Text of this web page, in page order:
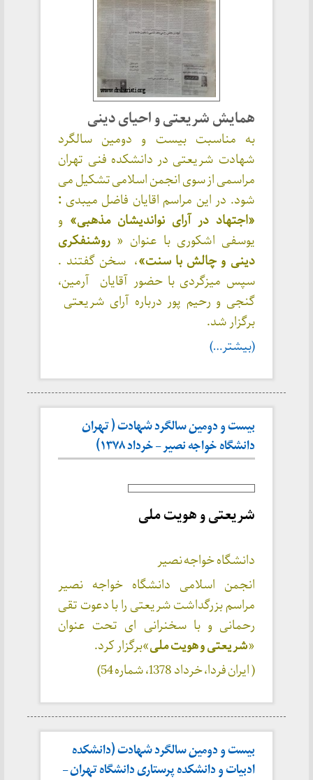
همایش شریعتی و احیای دینی
به مناسبت بیست و دومین سالگرد
شهادت شریعتی در دانشکده فنی تهران
مراسمی از سوی انجمن اسلامی تشکیل می
شود. در این مراسم اقایان فاضل میبدی :
«اجتهاد در آرای نواندیشان مذهبی» و
یوسفی اشکوری با عنوان « روشنفکری
دینی و چالش با سنت»، سخن گفتند .
سپس میزگردی با حضور آقایان آرمین،
گنجی و رحیم پور درباره آرای شریعتی
برگزار شد.
(بیشتر…)
بیست و دومین سالگرد شهادت ( تهران
دانشگاه خواجه نصیر – خرداد ۱۳۷۸)
شریعتی و هویت ملی
دانشگاه خواجه نصیر
انجمن اسلامی دانشگاه خواجه نصیر
مراسم بزرگداشت شریعتی را با دعوت تقی
رحمانی و با سخنرانی ای تحت عنوان
«شریعتی و هویت ملی»برگزار کرد.
( ایران فردا، خرداد 1378، شماره 54)
بیست و دومین سالگرد شهادت (دانشکده
ادبیات و دانشکده پرستاری دانشگاه تهران –